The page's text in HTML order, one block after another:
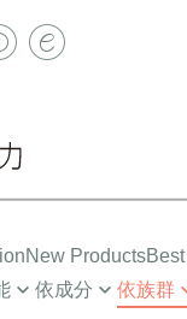
New Products
Top Sales
依成分 依族群